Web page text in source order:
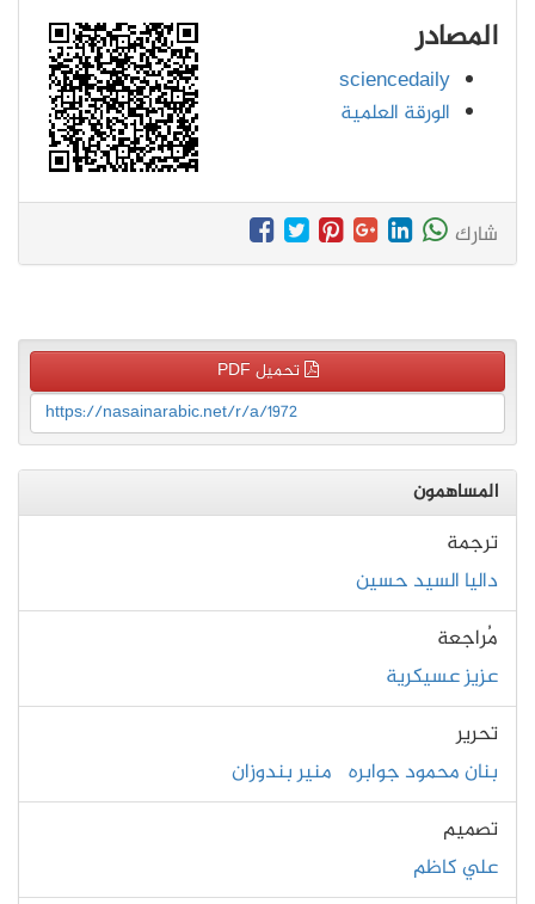
المصادر
sciencedaily
الورقة العلمية
شارك
تحميل PDF
https://nasainarabic.net/r/a/1972
المساهمون
ترجمة
داليا السيد حسين
مُراجعة
عزيز عسيكرية
تحرير
بنان محمود جوابره منير بندوزان
تصميم
علي كاظم